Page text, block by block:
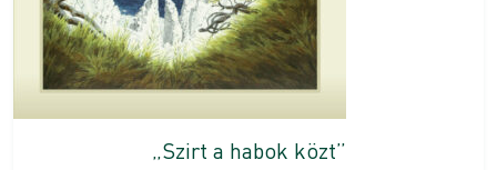
„Szirt a habok közt”